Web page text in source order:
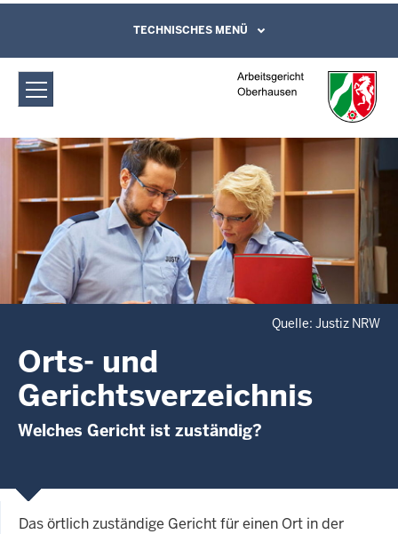
Arbeitsgericht Oberhausen:
Ortsverzeichnis
Direkt zum Inhalt
Leichte Sprache, Gebärdensprachenvideo
und Kontaktformular
TECHNISCHES MENÜ
Quelle: Justiz NRW
Orts- und
Gerichtsverzeichnis
Welches Gericht ist zuständig?
Das örtlich zuständige Gericht für einen Ort in der